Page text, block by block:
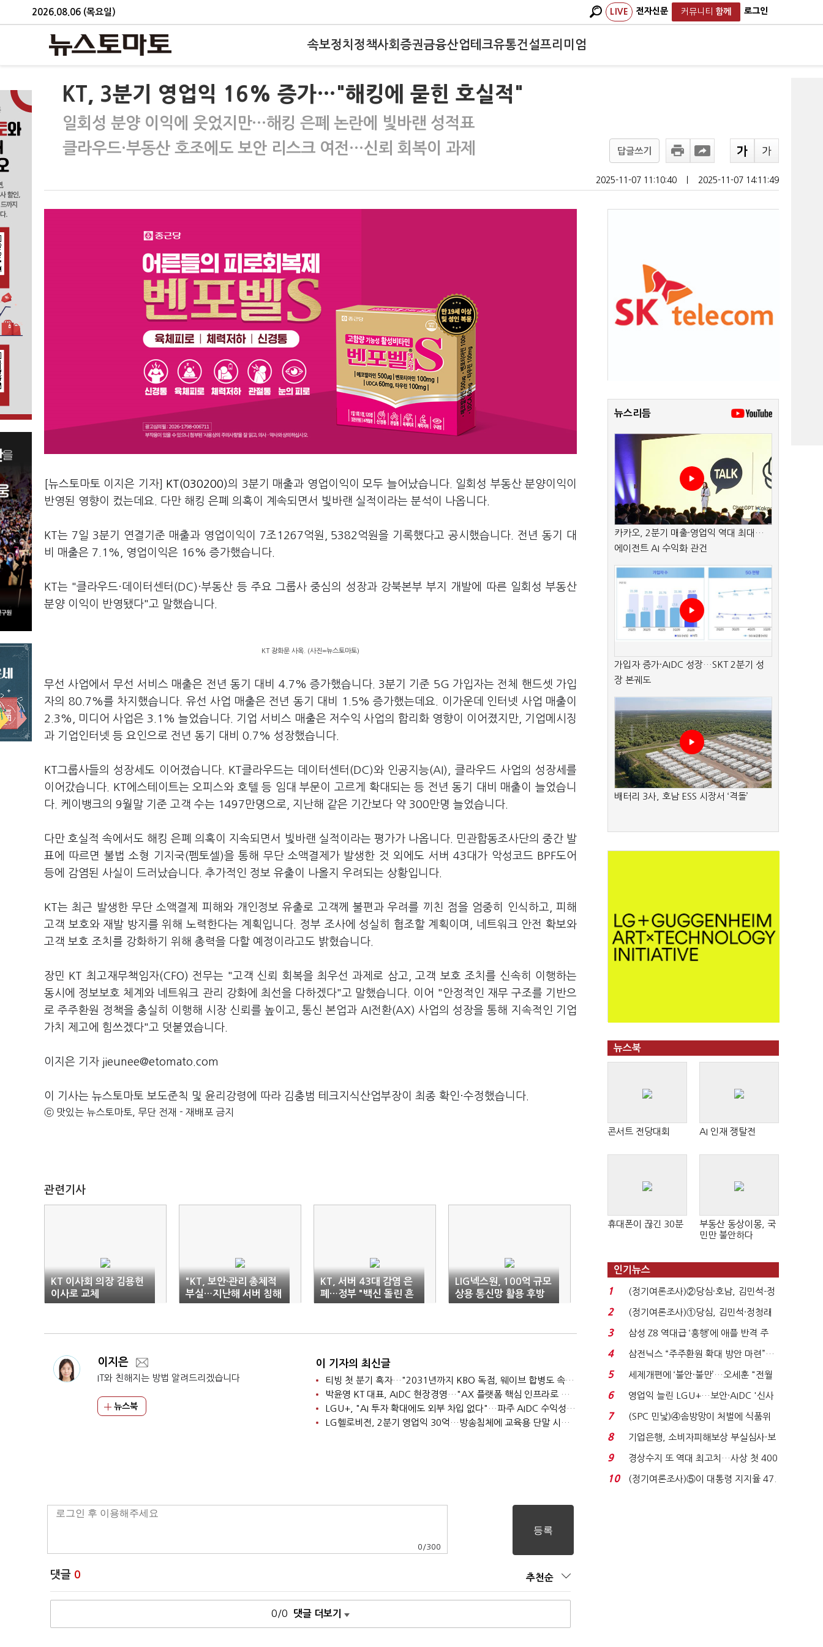
2026.08.06 (목요일) LIVE 전자신문 커뮤니티 함께 로그인
속보정치 정책사회 증권금융산업테크유통건설프리미엄
KT, 3분기 영업익 16% 증가…"해킹에 묻힌 호실적"
일회성 분양 이익에 웃었지만…해킹 은폐 논란에 빛바랜 성적표
클라우드·부동산 호조에도 보안 리스크 여전…신뢰 회복이 과제
답글쓰기
2025-11-07 11:10:40 2025-11-07 14:11:49
[뉴스토마토 이지은 기자] KT(030200)의 3분기 매출과 영업이익이 모두 늘어났습니다. 일회성 부동산 분양이익이
반영된 영향이 컸는데요. 다만 해킹 은폐 의혹이 계속되면서 빛바랜 실적이라는 분석이 나옵니다.
KT는 7일 3분기 연결기준 매출과 영업이익이 7조1267억원, 5382억원을 기록했다고 공시했습니다. 전년 동기 대
비 매출은 7.1%, 영업이익은 16% 증가했습니다.
KT는 "클라우드·데이터센터(DC)·부동산 등 주요 그룹사 중심의 성장과 강북본부 부지 개발에 따른 일회성 부동산
분양 이익이 반영됐다"고 말했습니다.
KT 광화문 사옥. (사진=뉴스토마토)
무선 사업에서 무선 서비스 매출은 전년 동기 대비 4.7% 증가했습니다. 3분기 기준 5G 가입자는 전체 핸드셋 가입
자의 80.7%를 차지했습니다. 유선 사업 매출은 전년 동기 대비 1.5% 증가했는데요. 이가운데 인터넷 사업 매출이
2.3%, 미디어 사업은 3.1% 늘었습니다. 기업 서비스 매출은 저수익 사업의 합리화 영향이 이어졌지만, 기업메시징
과 기업인터넷 등 요인으로 전년 동기 대비 0.7% 성장했습니다.
KT그룹사들의 성장세도 이어졌습니다. KT클라우드는 데이터센터(DC)와 인공지능(AI), 클라우드 사업의 성장세를
이어갔습니다. KT에스테이트는 오피스와 호텔 등 임대 부문이 고르게 확대되는 등 전년 동기 대비 매출이 늘었습니
다. 케이뱅크의 9월말 기준 고객 수는 1497만명으로, 지난해 같은 기간보다 약 300만명 늘었습니다.
다만 호실적 속에서도 해킹 은폐 의혹이 지속되면서 빛바랜 실적이라는 평가가 나옵니다. 민관합동조사단의 중간 발
표에 따르면 불법 소형 기지국(펨토셀)을 통해 무단 소액결제가 발생한 것 외에도 서버 43대가 악성코드 BPF도어
등에 감염된 사실이 드러났습니다. 추가적인 정보 유출이 나올지 우려되는 상황입니다.
KT는 최근 발생한 무단 소액결제 피해와 개인정보 유출로 고객께 불편과 우려를 끼친 점을 엄중히 인식하고, 피해
고객 보호와 재발 방지를 위해 노력한다는 계획입니다. 정부 조사에 성실히 협조할 계획이며, 네트워크 안전 확보와
고객 보호 조치를 강화하기 위해 총력을 다할 예정이라고도 밝혔습니다.
장민 KT 최고재무책임자(CFO) 전무는 "고객 신뢰 회복을 최우선 과제로 삼고, 고객 보호 조치를 신속히 이행하는
동시에 정보보호 체계와 네트워크 관리 강화에 최선을 다하겠다"고 말했습니다. 이어 "안정적인 재무 구조를 기반으
로 주주환원 정책을 충실히 이행해 시장 신뢰를 높이고, 통신 본업과 AI전환(AX) 사업의 성장을 통해 지속적인 기업
가치 제고에 힘쓰겠다"고 덧붙였습니다.
이지은 기자 jieunee@etomato.com
이 기사는 뉴스토마토 보도준칙 및 윤리강령에 따라 김충범 테크지식산업부장이 최종 확인·수정했습니다.
ⓒ 맛있는 뉴스토마토, 무단 전재 - 재배포 금지
관련기사
KT 이사회 의장 김용헌
이사로 교체
"KT, 보안·관리 총체적
부실…지난해 서버 침해
도 누락"
KT, 서버 43대 감염 은
폐…정부 "백신 돌린 흔
적서 발견"
LIG넥스원, 100억 규모
상용 통신망 활용 후방
전술통신체계 개발
이지은
IT와 친해지는 방법 알려드리겠습니다
뉴스북
이 기자의 최신글
티빙 첫 분기 흑자…"2031년까지 KBO 독점, 웨이브 합병도 속도"
박윤영 KT 대표, AIDC 현장경영…"AX 플랫폼 핵심 인프라로 키운다"
LGU+, "AI 투자 확대에도 외부 차입 없다"…파주 AIDC 수익성 자신
LG헬로비전, 2분기 영업익 30억…방송침체에 교육용 단말 시장도 축소
0 /300
댓글 0 추천순
0/0 댓글 더보기
뉴스리듬
카카오, 2분기 매출·영업익 역대 최대…
에이전트 AI 수익화 관건
가입자 증가·AIDC 성장…SKT 2분기 성
장 본궤도
배터리 3사, 호남 ESS 시장서 ‘격돌’
뉴스북
콘서트 전당대회 AI 인재 쟁탈전
휴대폰이 끊긴 30분
부동산 동상이몽, 국
민만 불안하다
인기뉴스
1
(정기여론조사)②당심·호남, 김민석-정
청래 '초접전'...
2
(정기여론조사)①당심, 김민석·정청래
'초접전'…대통령 ...
3
삼성 Z8 역대급 ‘흥행’에 애플 반격 주
목…9월 ‘폴...
4
삼전닉스 “주주환원 확대 방안 마련”…
로이터에 성명...
5
세제개편에 ‘불안·불만’…오세훈 "전월
세 구하기 더 ...
6
영업익 늘린 LGU+…보안·AIDC '신사
업 드라이브'...
7
(SPC 민낯)④솜방망이 처벌에 식품위
생법 위반 반복...
8
기업은행, 소비자피해보상 부실심사·보
이스피싱 공시 ...
9
경상수지 또 역대 최고치…사상 첫 400
억달러에 '3% 성...
10
(정기여론조사)⑤이 대통령 지지율 47.